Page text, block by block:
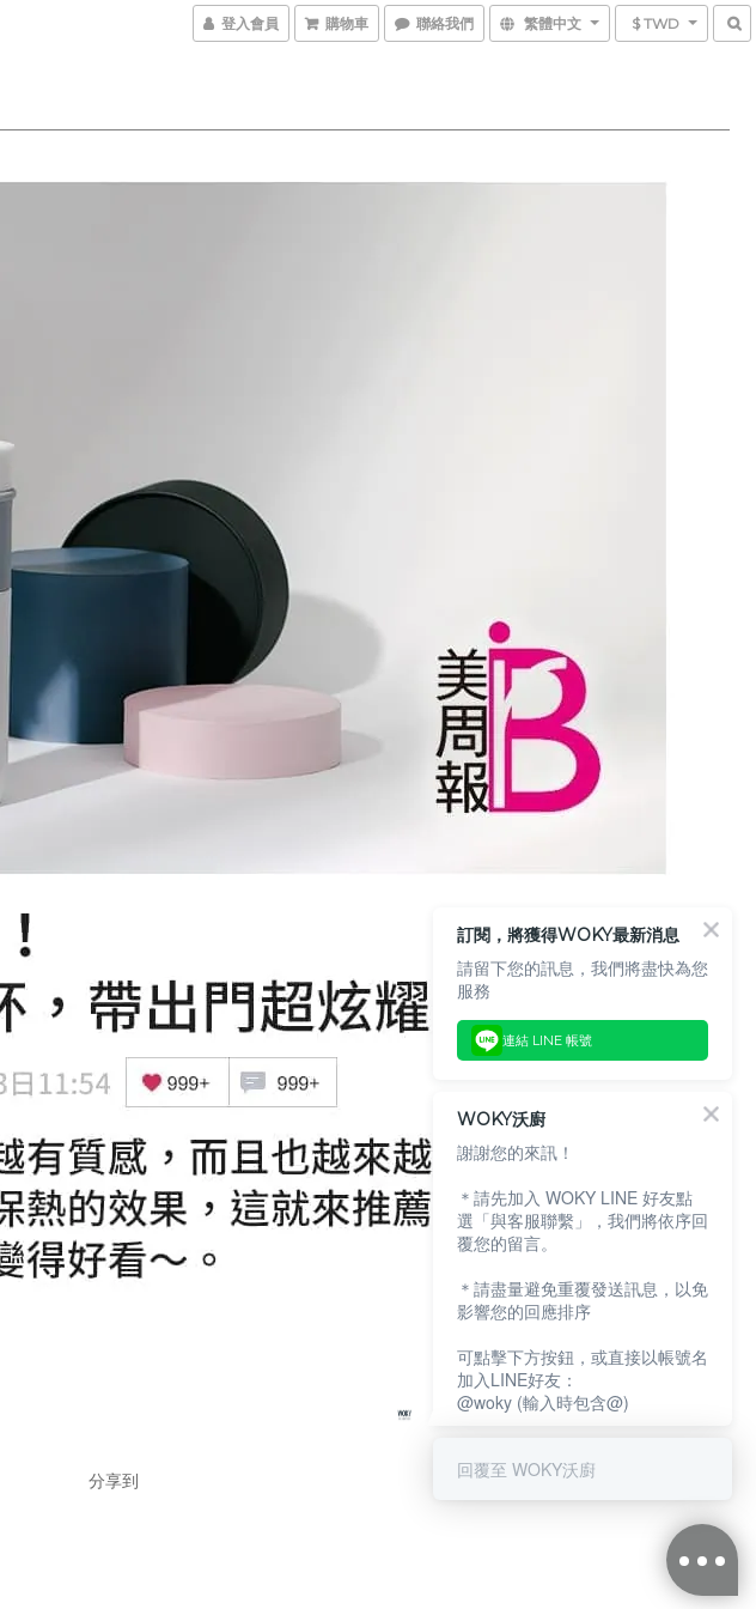
登入會員 購物車 聯絡我們 繁體中文 $ TWD
分享到
訂閱，將獲得WOKY最新消息
請留下您的訊息，我們將盡快為您
服務
連結 LINE 帳號
WOKY沃廚
謝謝您的來訊！
＊請先加入 WOKY LINE 好友點
選「與客服聯繫」，我們將依序回
覆您的留言。
＊請盡量避免重覆發送訊息，以免
影響您的回應排序
可點擊下方按鈕，或直接以帳號名
加入LINE好友：
@woky (輸入時包含@)
回覆至 WOKY沃廚